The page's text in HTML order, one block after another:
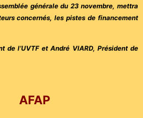
générale du 23 novembre, mettra
concernés, les pistes de financement
de l’UVTF et André VIARD, Président de
AFAP